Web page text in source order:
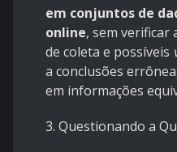
em conjuntos de
online, sem verificar
de coleta e possíveis
a conclusões
em informações
3. Questionando a